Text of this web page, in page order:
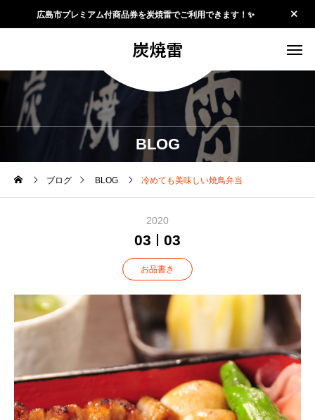
広島市プレミアム付商品券を炭焼雷でご利用できます！✨
炭焼雷
BLOG
ブログ BLOG 冷めても美味しい焼鳥弁当
2020
03 03
お品書き